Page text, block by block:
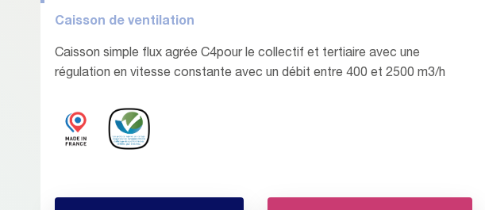
Caisson de ventilation
Caisson simple flux agrée C4pour le collectif et tertiaire avec une
régulation en vitesse constante avec un débit entre 400 et 2500 m3/h